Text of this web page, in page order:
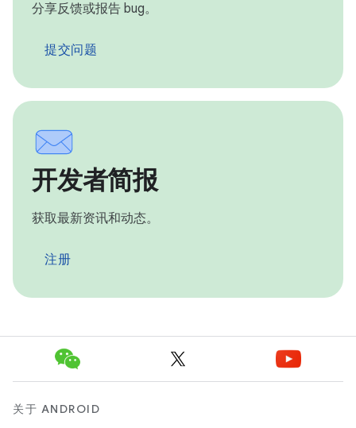
分享反馈或报告 bug。
提交问题
开发者简报
获取最新资讯和动态。
注册
关于 ANDROID